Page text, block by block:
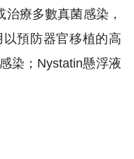
療多數真菌感染，
預防器官移植的高
染；Nystatin懸浮液